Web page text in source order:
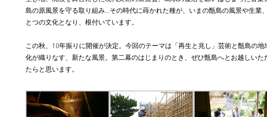
島の原風景を守る取り組み…その時代に蒔かれた種が、いまの甑島の風景や生業
とつの文化となり、根付いています。
この秋、10年振りに開催が決定。今回のテーマは「再生と兆し」芸術と甑島の地
化が織りなす、新たな風景。第二幕のはじまりのとき、ぜひ甑島へとお越しいた
たらと思います。